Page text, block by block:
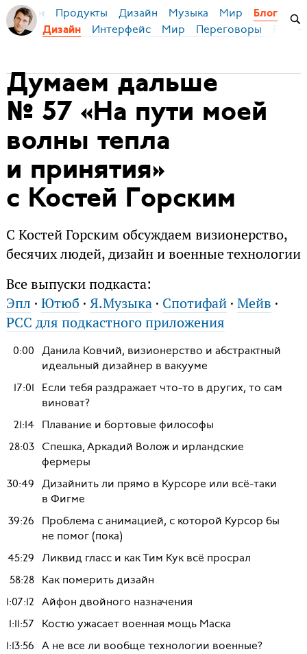
Бирман Продукты Дизайн Музыка Мир
Блог
Дизайн
Интерфейс Мир Переговоры
Думаем дальше
№ 57 «На пути моей
волны тепла
и принятия»
с Костей Горским
С Костей Горским обсуждаем визионерство,
бесячих людей, дизайн и военные технологии
Все выпуски подкаста:
Эпл · Ютюб · Я.Музыка· Спотифай· Мейв ·
РСС для подкастного приложения
0:00 Данила Ковчий, визионерство и абстрактный
идеальный дизайнер в вакууме
17:01 Если тебя раздражает что-то в других, то сам
виноват?
21:14 Плавание и бортовые философы
28:03 Спешка, Аркадий Волож и ирландские
фермеры
30:49 Дизайнить ли прямо в Курсоре или всё-таки
в Фигме
39:26 Проблема с анимацией, с которой Курсор бы
не помог (пока)
45:29 Ликвид гласс и как Тим Кук всё просрал
58:28 Как померить дизайн
1:07:12 Айфон двойного назначения
1:11:57 Костю ужасает военная мощь Маска
1:13:56 А не все ли вообще технологии военные?